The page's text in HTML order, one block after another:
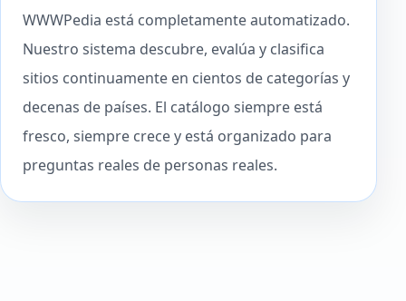
WWWPedia está completamente automatizado.
Nuestro sistema descubre, evalúa y clasifica
sitios continuamente en cientos de categorías y
decenas de países. El catálogo siempre está
fresco, siempre crece y está organizado para
preguntas reales de personas reales.